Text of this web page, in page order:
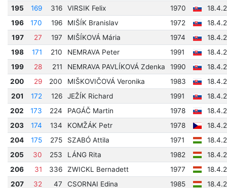
195
169 316 VIRSIK Felix 1970
196
170 196 MIŠÍK Branislav 1972
197
27 197 MIŠÍKOVÁ Mária 1974
198
171 210 NEMRAVA Peter 1991
199
28 211 NEMRAVA PAVLÍKOVÁ Zdenka 1990
200
29 200 MIŠKOVIČOVÁ Veronika 1983
201
172 126 JEŽÍK Richard 1991
202
173 224 PAGÁČ Martin 1978
203
174 134 KOMŽÁK Petr 1978
204
175 275 SZABÓ Attila 1971
205
30 253 LÁNG Rita 1982
206
31 336 ZWICKL Bernadett 1977
207
32 47 CSORNAI Edina 1985